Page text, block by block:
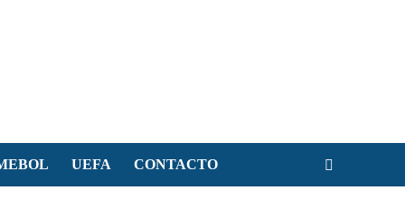
UEFA CONTACTO